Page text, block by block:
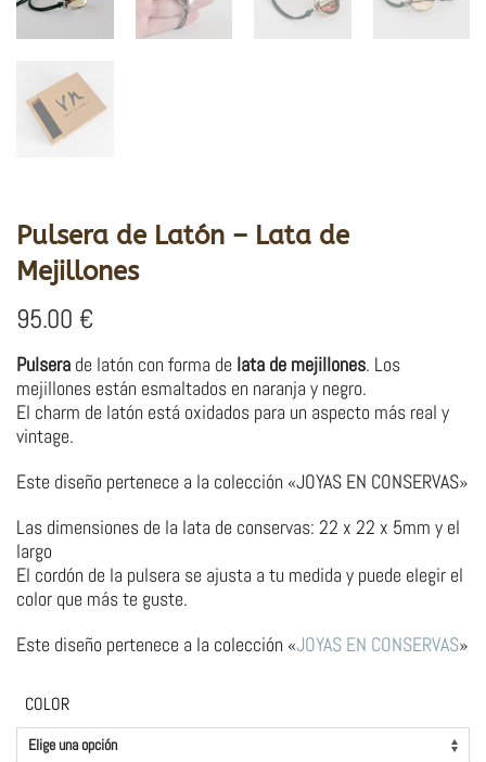
Pulsera de Latón – Lata de
Mejillones
95.00 €
Pulsera de latón con forma de lata de mejillones. Los
mejillones están esmaltados en naranja y negro.
El charm de latón está oxidados para un aspecto más real y
vintage.
Este diseño pertenece a la colección «JOYAS EN CONSERVAS»
Las dimensiones de la lata de conservas: 22 x 22 x 5mm y el
largo
El cordón de la pulsera se ajusta a tu medida y puede elegir el
color que más te guste.
Este diseño pertenece a la colección «JOYAS EN CONSERVAS»
COLOR